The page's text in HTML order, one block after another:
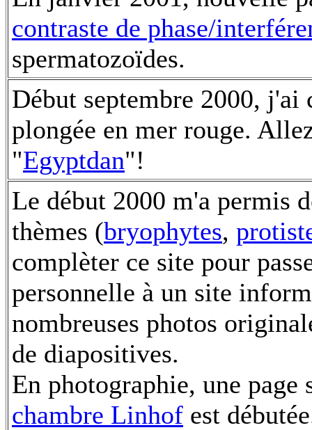
contraste de phase/
spermatozoïdes.
Début septembre 2000, j'ai
plongée en mer rouge.
"Egyptdan"!
Le début 2000 m'a permis
thèmes (bryophytes,
complèter ce site pour
personnelle à un site
nombreuses photos
de diapositives.
En photographie, une page
chambre Linhof est